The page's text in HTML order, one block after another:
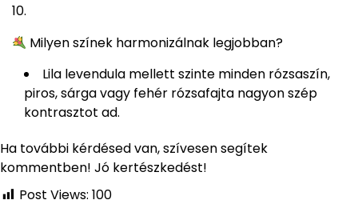
Milyen színek harmonizálnak legjobban?
Lila levendula mellett szinte minden rózsaszín,
piros, sárga vagy fehér rózsafajta nagyon szép
kontrasztot ad.
Ha további kérdésed van, szívesen segítek
kommentben! Jó kertészkedést!
Post Views: 100